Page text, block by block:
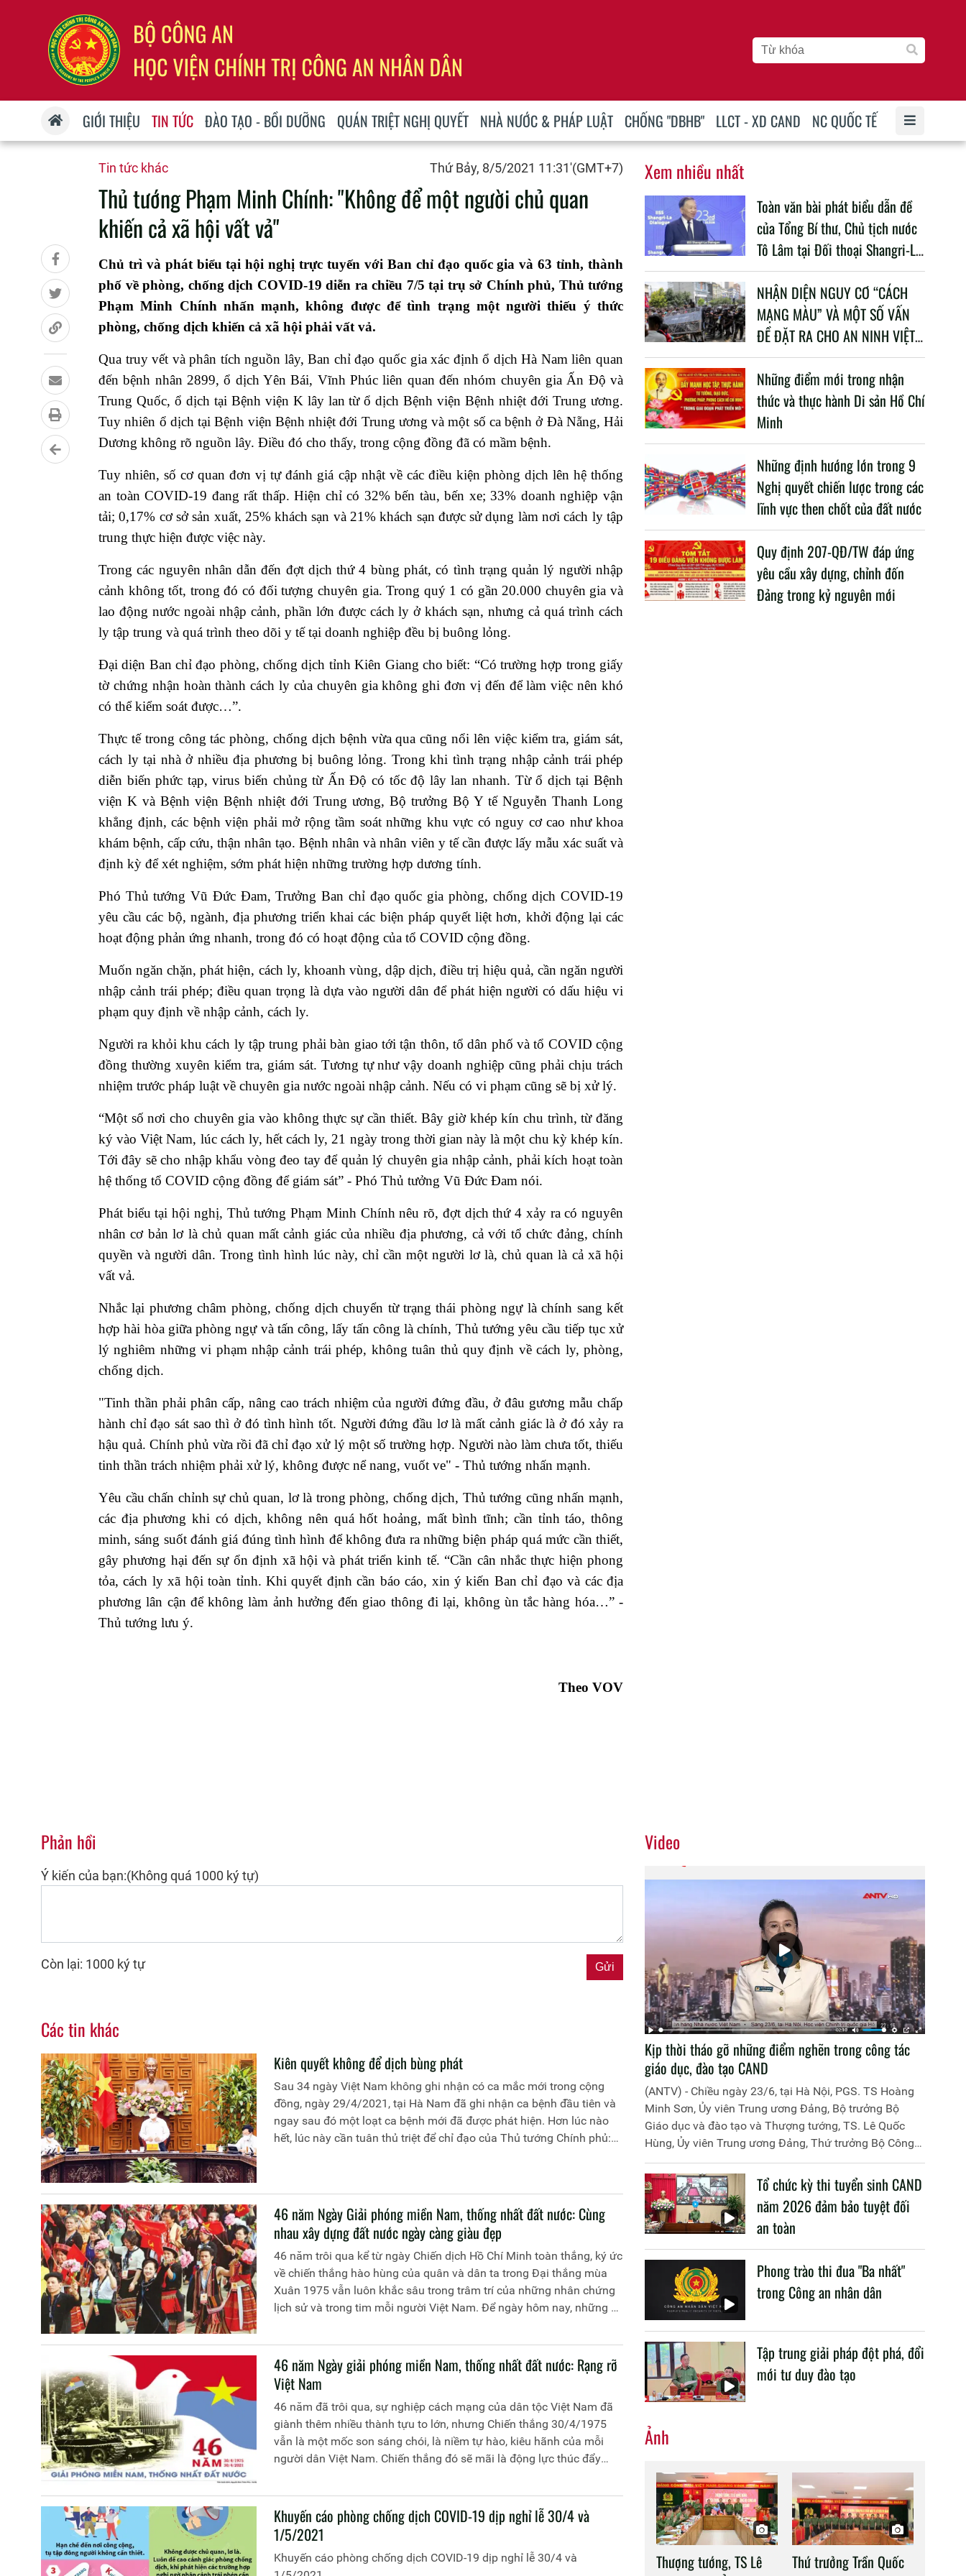
GIỚI THIỆU TIN TỨC ĐÀO TẠO - BỒI DƯỠNG QUÁN TRIỆT NGHỊ QUYẾT NHÀ NƯỚC & PHÁP LUẬT CHỐNG "DBHB" LLCT - XD CAND NC QUỐC TẾ
Tin tức khác Thứ Bảy, 8/5/2021 11:31'(GMT+7)
Thủ tướng Phạm Minh Chính: "Không để một người chủ quan
khiến cả xã hội vất vả"
Chủ trì và phát biểu tại hội nghị trực tuyến với Ban chỉ đạo quốc gia và 63 tỉnh, thành
phố về phòng, chống dịch COVID-19 diễn ra chiều 7/5 tại trụ sở Chính phủ, Thủ tướng
Phạm Minh Chính nhấn mạnh, không được để tình trạng một người thiếu ý thức
phòng, chống dịch khiến cả xã hội phải vất vả.
Qua truy vết và phân tích nguồn lây, Ban chỉ đạo quốc gia xác định ổ dịch Hà Nam liên quan
đến bệnh nhân 2899, ổ dịch Yên Bái, Vĩnh Phúc liên quan đến nhóm chuyên gia Ấn Độ và
Trung Quốc, ổ dịch tại Bệnh viện K lây lan từ ổ dịch Bệnh viện Bệnh nhiệt đới Trung ương.
Tuy nhiên ổ dịch tại Bệnh viện Bệnh nhiệt đới Trung ương và một số ca bệnh ở Đà Nẵng, Hải
Dương không rõ nguồn lây. Điều đó cho thấy, trong cộng đồng đã có mầm bệnh.
Tuy nhiên, số cơ quan đơn vị tự đánh giá cập nhật về các điều kiện phòng dịch lên hệ thống
an toàn COVID-19 đang rất thấp. Hiện chỉ có 32% bến tàu, bến xe; 33% doanh nghiệp vận
tải; 0,17% cơ sở sản xuất, 25% khách sạn và 21% khách sạn được sử dụng làm nơi cách ly tập
trung thực hiện được việc này.
Trong các nguyên nhân dẫn đến đợt dịch thứ 4 bùng phát, có tình trạng quản lý người nhập
cảnh không tốt, trong đó có đối tượng chuyên gia.Trong quý 1 có gần 20.000 chuyên gia và
lao động nước ngoài nhập cảnh, phần lớn được cách ly ở khách sạn, nhưng cả quá trình cách
ly tập trung và quá trình theo dõi y tế tại doanh nghiệp đều bị buông lỏng.
Đại diện Ban chỉ đạo phòng, chống dịch tỉnh Kiên Giang cho biết: “Có trường hợp trong giấy
tờ chứng nhận hoàn thành cách ly của chuyên gia không ghi đơn vị đến để làm việc nên khó
có thể kiểm soát được…”.
Thực tế trong công tác phòng, chống dịch bệnh vừa qua cũng nổi lên việc kiểm tra, giám sát,
cách ly tại nhà ở nhiều địa phương bị buông lỏng. Trong khi tình trạng nhập cảnh trái phép
diễn biến phức tạp, virus biến chủng từ Ấn Độ có tốc độ lây lan nhanh. Từ ổ dịch tại Bệnh
viện K và Bệnh viện Bệnh nhiệt đới Trung ương, Bộ trưởng Bộ Y tế Nguyễn Thanh Long
khẳng định, các bệnh viện phải mở rộng tầm soát những khu vực có nguy cơ cao như khoa
khám bệnh, cấp cứu, thận nhân tạo. Bệnh nhân và nhân viên y tế cần được lấy mẫu xác suất và
định kỳ để xét nghiệm, sớm phát hiện những trường hợp dương tính.
Phó Thủ tướng Vũ Đức Đam, Trưởng Ban chỉ đạo quốc gia phòng, chống dịch COVID-19
yêu cầu các bộ, ngành, địa phương triển khai các biện pháp quyết liệt hơn, khởi động lại các
hoạt động phản ứng nhanh, trong đó có hoạt động của tổ COVID cộng đồng.
Muốn ngăn chặn, phát hiện, cách ly, khoanh vùng, dập dịch, điều trị hiệu quả, cần ngăn người
nhập cảnh trái phép; điều quan trọng là dựa vào người dân để phát hiện người có dấu hiệu vi
phạm quy định về nhập cảnh, cách ly.
Người ra khỏi khu cách ly tập trung phải bàn giao tới tận thôn, tổ dân phố và tổ COVID cộng
đồng thường xuyên kiểm tra, giám sát. Tương tự như vậy doanh nghiệp cũng phải chịu trách
nhiệm trước pháp luật về chuyên gia nước ngoài nhập cảnh. Nếu có vi phạm cũng sẽ bị xử lý.
“Một số nơi cho chuyên gia vào không thực sự cần thiết. Bây giờ khép kín chu trình, từ đăng
ký vào Việt Nam, lúc cách ly, hết cách ly, 21 ngày trong thời gian này là một chu kỳ khép kín.
Tới đây sẽ cho nhập khẩu vòng đeo tay để quản lý chuyên gia nhập cảnh, phải kích hoạt toàn
hệ thống tổ COVID cộng đồng để giám sát” - Phó Thủ tưởng Vũ Đức Đam nói.
Phát biểu tại hội nghị, Thủ tướng Phạm Minh Chính nêu rõ, đợt dịch thứ 4 xảy ra có nguyên
nhân cơ bản lơ là chủ quan mất cảnh giác của nhiều địa phương, cả với tổ chức đảng, chính
quyền và người dân. Trong tình hình lúc này, chỉ cần một người lơ là, chủ quan là cả xã hội
vất vả.
Nhắc lại phương châm phòng, chống dịch chuyển từ trạng thái phòng ngự là chính sang kết
hợp hài hòa giữa phòng ngự và tấn công, lấy tấn công là chính, Thủ tướng yêu cầu tiếp tục xử
lý nghiêm những vi phạm nhập cảnh trái phép, không tuân thủ quy định về cách ly, phòng,
chống dịch.
"Tinh thần phải phân cấp, nâng cao trách nhiệm của người đứng đầu, ở đâu gương mẫu chấp
hành chỉ đạo sát sao thì ở đó tình hình tốt. Người đứng đầu lơ là mất cảnh giác là ở đó xảy ra
hậu quả. Chính phủ vừa rồi đã chỉ đạo xử lý một số trường hợp. Người nào làm chưa tốt, thiếu
tinh thần trách nhiệm phải xử lý, không được nể nang, vuốt ve" - Thủ tướng nhấn mạnh.
Yêu cầu chấn chỉnh sự chủ quan, lơ là trong phòng, chống dịch, Thủ tướng cũng nhấn mạnh,
các địa phương khi có dịch, không nên quá hốt hoảng, mất bình tĩnh; cần tỉnh táo, thông
minh, sáng suốt đánh giá đúng tình hình để không đưa ra những biện pháp quá mức cần thiết,
gây phương hại đến sự ổn định xã hội và phát triển kinh tế. “Cần cân nhắc thực hiện phong
tỏa, cách ly xã hội toàn tỉnh. Khi quyết định cần báo cáo, xin ý kiến Ban chỉ đạo và các địa
phương lân cận để không làm ảnh hưởng đến giao thông đi lại, không ùn tắc hàng hóa…” -
Thủ tướng lưu ý.
Theo VOV
Xem nhiều nhất
Toàn văn bài phát biểu dẫn đề
của Tổng Bí thư, Chủ tịch nước
Tô Lâm tại Đối thoại Shangri-La
lần thứ 23
NHẬN DIỆN NGUY CƠ “CÁCH
MẠNG MÀU” VÀ MỘT SỐ VẤN
ĐỀ ĐẶT RA CHO AN NINH VIỆT
NAM TRONG BỐI CẢNH HIỆN
NAY
Những điểm mới trong nhận
thức và thực hành Di sản Hồ Chí
Minh
Những định hướng lớn trong 9
Nghị quyết chiến lược trong các
lĩnh vực then chốt của đất nước
Quy định 207-QĐ/TW đáp ứng
yêu cầu xây dựng, chỉnh đốn
Đảng trong kỷ nguyên mới
Phản hồi
Ý kiến của bạn:(Không quá 1000 ký tự)
Còn lại: 1000 ký tự
Các tin khác
Kiên quyết không để dịch bùng phát
Sau 34 ngày Việt Nam không ghi nhận có ca mắc mới trong cộng
đồng, ngày 29/4/2021, tại Hà Nam đã ghi nhận ca bệnh đầu tiên và
ngay sau đó một loạt ca bệnh mới đã được phát hiện. Hơn lúc nào
hết, lúc này cần tuân thủ triệt để chỉ đạo của Thủ tướng Chính phủ:
dịch lây lan nhanh.
46 năm Ngày Giải phóng miền Nam, thống nhất đất nước: Cùng
nhau xây dựng đất nước ngày càng giàu đẹp
46 năm trôi qua kể từ ngày Chiến dịch Hồ Chí Minh toàn thắng, ký ức
về chiến thắng hào hùng của quân và dân ta trong Đại thắng mùa
Xuân 1975 vẫn luôn khắc sâu trong trâm trí của những nhân chứng
lịch sử và trong tim mỗi người Việt Nam. Để ngày hôm nay, những ký
Việt Nam tiếp bước nhau, cùng dựng xây đất nước ngày một giàu
đẹp, yên vui
46 năm Ngày giải phóng miền Nam, thống nhất đất nước: Rạng rỡ
Việt Nam
46 năm đã trôi qua, sự nghiệp cách mạng của dân tộc Việt Nam đã
giành thêm nhiều thành tựu to lớn, nhưng Chiến thắng 30/4/1975
vẫn là một mốc son sáng chói, là niềm tự hào, kiêu hãnh của mỗi
người dân Việt Nam. Chiến thắng đó sẽ mãi là động lực thúc đẩy
Việt Nam đến những thắng lợi huy hoàng.
Khuyến cáo phòng chống dịch COVID-19 dịp nghỉ lễ 30/4 và
1/5/2021
Khuyến cáo phòng chống dịch COVID-19 dịp nghỉ lễ 30/4 và
Video
Kịp thời tháo gỡ những điểm nghẽn trong công tác
giáo dục, đào tạo CAND
(ANTV) - Chiều ngày 23/6, tại Hà Nội, PGS. TS Hoàng
Minh Sơn, Ủy viên Trung ương Đảng, Bộ trưởng Bộ
Giáo dục và đào tạo và Thượng tướng, TS. Lê Quốc
Hùng, Ủy viên Trung ương Đảng, Thứ trưởng Bộ Công
an đã đồng chủ trì buổi làm việc với các đơn vị của 2
Bộ về một số nội dung liên quan đến công tác giáo dục
và đào tạo của lực lượng CAND.Tổ chức kỳ thi tuyển sinh CAND
năm 2026 đảm bảo tuyệt đối
an toàn
Phong trào thi đua "Ba nhất"
trong Công an nhân dân
Tập trung giải pháp đột phá, đổi
mới tư duy đào tạo
Ảnh
Thượng tướng, TS Lê
Thứ trưởng Trần Quốc